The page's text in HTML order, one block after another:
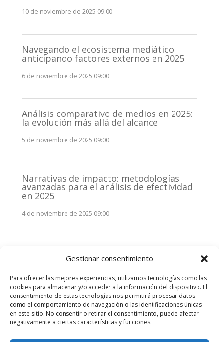
Gestionar consentimiento
Para ofrecer las mejores experiencias, utilizamos tecnologías como las
cookies para almacenar y/o acceder a la información del dispositivo. El
consentimiento de estas tecnologías nos permitirá procesar datos
como el comportamiento de navegación o las identificaciones únicas
en este sitio. No consentir o retirar el consentimiento, puede afectar
negativamente a ciertas características y funciones.
10 de noviembre de 2025 09:00
Navegando el ecosistema mediático:
anticipando factores externos en 2025
6 de noviembre de 2025 09:00
Análisis comparativo de medios en 2025:
la evolución más allá del alcance
5 de noviembre de 2025 09:00
Narrativas de impacto: metodologías
avanzadas para el análisis de efectividad
en 2025
4 de noviembre de 2025 09:00
stakeholders en 2025: La clave de la
3 de noviembre de 2025 09:00
Comentarios recientes